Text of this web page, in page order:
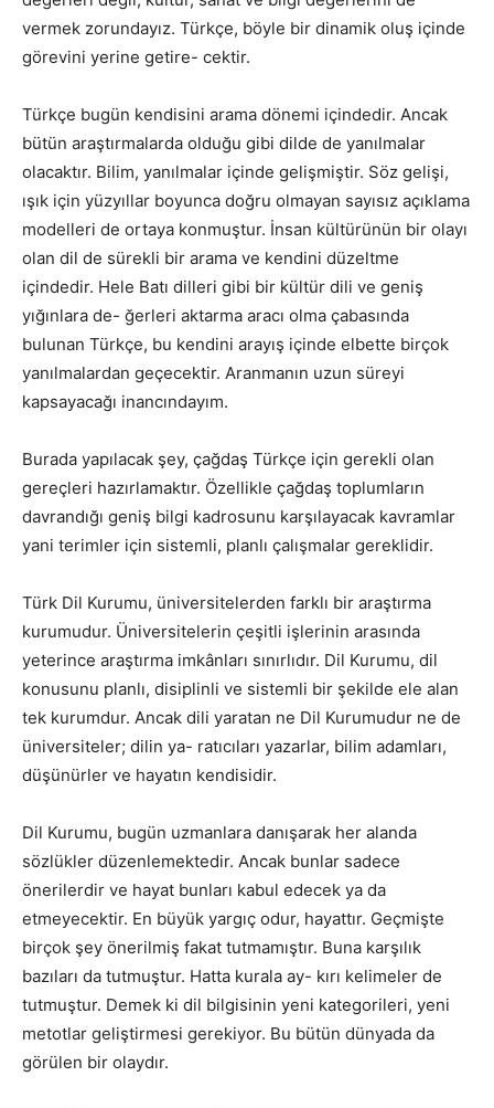
vermek zorundayız. Türkçe, böyle bir dinamik oluş içinde
görevini yerine getire- cektir.
Türkçe bugün kendisini arama dönemi içindedir. Ancak
bütün araştırmalarda olduğu gibi dilde de yanılmalar
olacaktır. Bilim, yanılmalar içinde gelişmiştir. Söz gelişi,
ışık için yüzyıllar boyunca doğru olmayan sayısız açıklama
modelleri de ortaya konmuştur. İnsan kültürünün bir olayı
olan dil de sürekli bir arama ve kendini düzeltme
içindedir. Hele Batı dilleri gibi bir kültür dili ve geniş
yığınlara de- ğerleri aktarma aracı olma çabasında
bulunan Türkçe, bu kendini arayış içinde elbette birçok
yanılmalardan geçecektir. Aranmanın uzun süreyi
kapsayacağı inancındayım.
Burada yapılacak şey, çağdaş Türkçe için gerekli olan
gereçleri hazırlamaktır. Özellikle çağdaş toplumların
davrandığı geniş bilgi kadrosunu karşılayacak kavramlar
yani terimler için sistemli, planlı çalışmalar gereklidir.
Türk Dil Kurumu, üniversitelerden farklı bir araştırma
kurumudur. Üniversitelerin çeşitli işlerinin arasında
yeterince araştırma imkânları sınırlıdır. Dil Kurumu, dil
konusunu planlı, disiplinli ve sistemli bir şekilde ele alan
tek kurumdur. Ancak dili yaratan ne Dil Kurumudur ne de
üniversiteler; dilin ya- ratıcıları yazarlar, bilim adamları,
düşünürler ve hayatın kendisidir.
Dil Kurumu, bugün uzmanlara danışarak her alanda
sözlükler düzenlemektedir. Ancak bunlar sadece
önerilerdir ve hayat bunları kabul edecek ya da
etmeyecektir. En büyük yargıç odur, hayattır. Geçmişte
birçok şey önerilmiş fakat tutmamıştır. Buna karşılık
bazıları da tutmuştur. Hatta kurala ay- kırı kelimeler de
tutmuştur. Demek ki dil bilgisinin yeni kategorileri, yeni
metotlar geliştirmesi gerekiyor. Bu bütün dünyada da
görülen bir olaydır.